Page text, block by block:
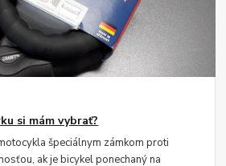
si mám vybrať?
špeciálnym zámkom proti
ak je bicykel ponechaný na